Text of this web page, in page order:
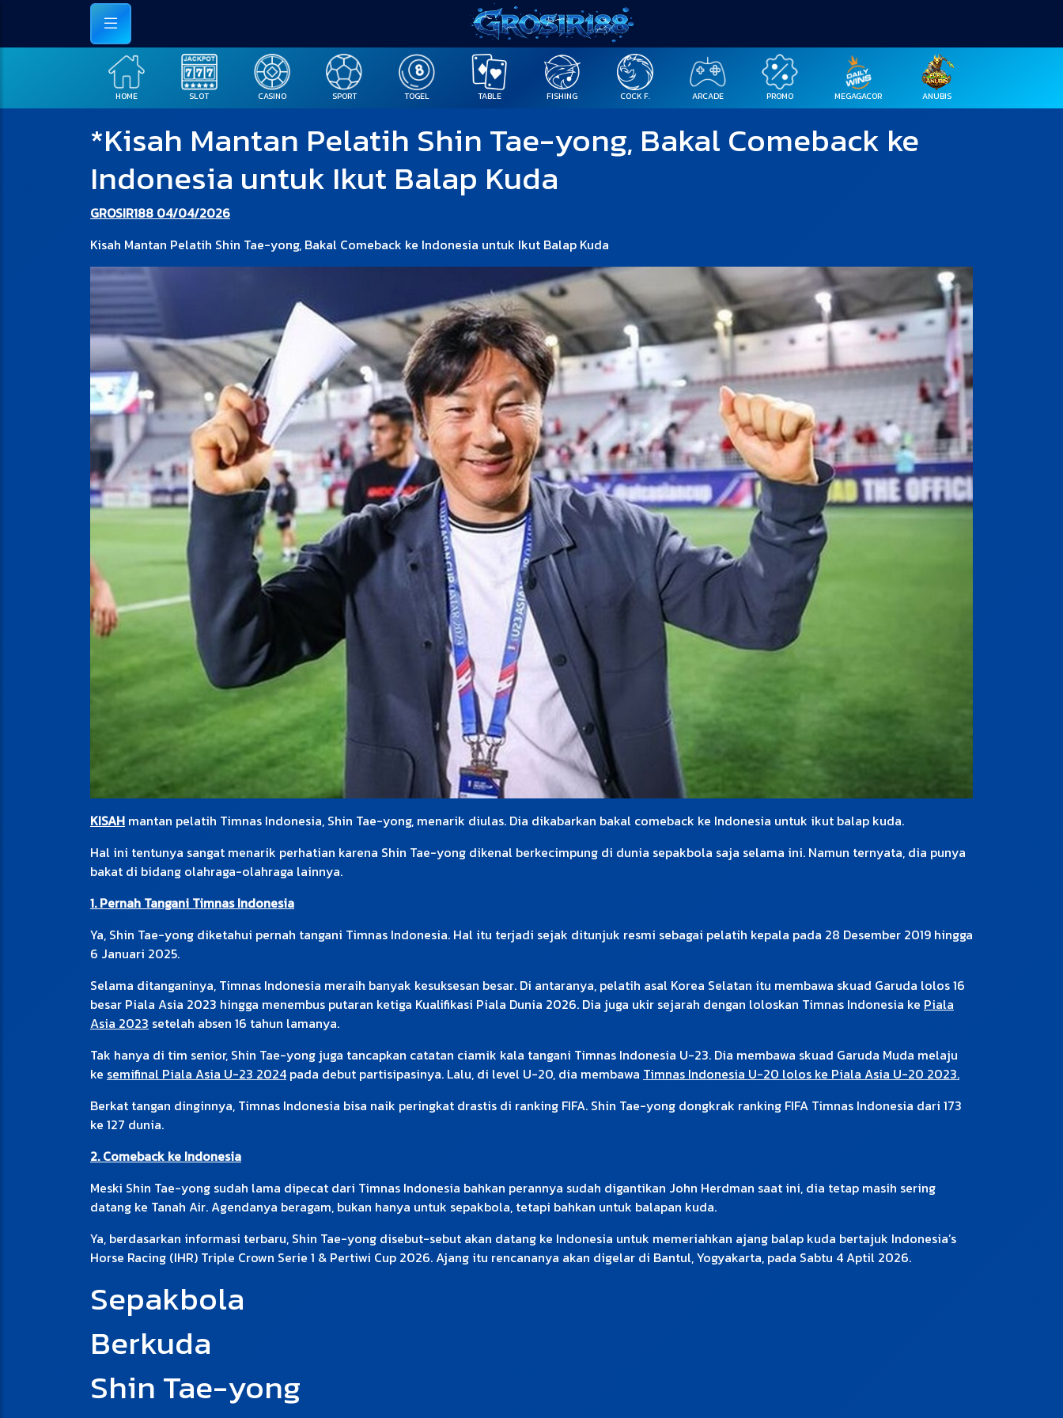
HOME SLOT CASINO SPORT TOGEL TABLE FISHING COCK F. ARCADE PROMO MEGAGACOR ANUBIS
*Kisah Mantan Pelatih Shin Tae-yong, Bakal Comeback ke
Indonesia untuk Ikut Balap Kuda
GROSIR188 04/04/2026
Kisah Mantan Pelatih Shin Tae-yong, Bakal Comeback ke Indonesia untuk Ikut Balap Kuda
KISAH mantan pelatih Timnas Indonesia, Shin Tae-yong, menarik diulas. Dia dikabarkan bakal comeback ke Indonesia untuk ikut balap kuda.
Hal ini tentunya sangat menarik perhatian karena Shin Tae-yong dikenal berkecimpung di dunia sepakbola saja selama ini. Namun ternyata, dia punya
bakat di bidang olahraga-olahraga lainnya.
1. Pernah Tangani Timnas Indonesia
Ya, Shin Tae-yong diketahui pernah tangani Timnas Indonesia. Hal itu terjadi sejak ditunjuk resmi sebagai pelatih kepala pada 28 Desember 2019 hingga
6 Januari 2025.
Selama ditanganinya, Timnas Indonesia meraih banyak kesuksesan besar. Di antaranya, pelatih asal Korea Selatan itu membawa skuad Garuda lolos 16
besar Piala Asia 2023 hingga menembus putaran ketiga Kualifikasi Piala Dunia 2026. Dia juga ukir sejarah dengan loloskan Timnas Indonesia ke Piala
Asia 2023 setelah absen 16 tahun lamanya.
Tak hanya di tim senior, Shin Tae-yong juga tancapkan catatan ciamik kala tangani Timnas Indonesia U-23. Dia membawa skuad Garuda Muda melaju
ke semifinal Piala Asia U-23 2024 pada debut partisipasinya. Lalu, di level U-20, dia membawa Timnas Indonesia U-20 lolos ke Piala Asia U-20 2023.
Berkat tangan dinginnya, Timnas Indonesia bisa naik peringkat drastis di ranking FIFA. Shin Tae-yong dongkrak ranking FIFA Timnas Indonesia dari 173
ke 127 dunia.
2. Comeback ke Indonesia
Meski Shin Tae-yong sudah lama dipecat dari Timnas Indonesia bahkan perannya sudah digantikan John Herdman saat ini, dia tetap masih sering
datang ke Tanah Air. Agendanya beragam, bukan hanya untuk sepakbola, tetapi bahkan untuk balapan kuda.
Ya, berdasarkan informasi terbaru, Shin Tae-yong disebut-sebut akan datang ke Indonesia untuk memeriahkan ajang balap kuda bertajuk Indonesia’s
Horse Racing (IHR) Triple Crown Serie 1 & Pertiwi Cup 2026. Ajang itu rencananya akan digelar di Bantul, Yogyakarta, pada Sabtu 4 Aptil 2026.
Sepakbola
Berkuda
Shin Tae-yong